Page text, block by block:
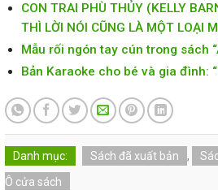
CON TRAI PHÙ THỦY (KELLY
THÌ LỜI NÓI CŨNG LÀ MỘT LOẠI
Mẫu rối ngón tay cún trong sách
Bản Karaoke cho bé và gia đình:
Danh mục: Sách đã xuất bản ,
Ô cửa sách